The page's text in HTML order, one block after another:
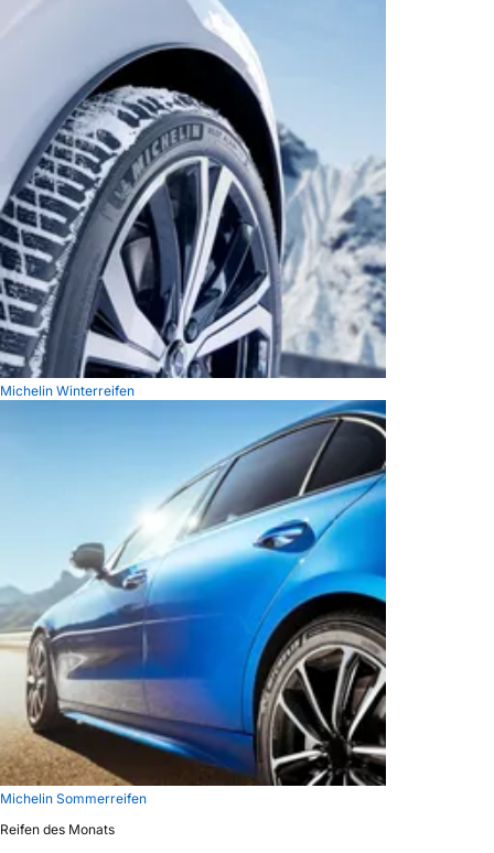
Michelin Winterreifen
Michelin Sommerreifen
Reifen des Monats